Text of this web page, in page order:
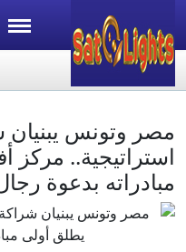
مصر وتونس يبنيان
استراتيجية.. مركز
مبادراته بدعوة